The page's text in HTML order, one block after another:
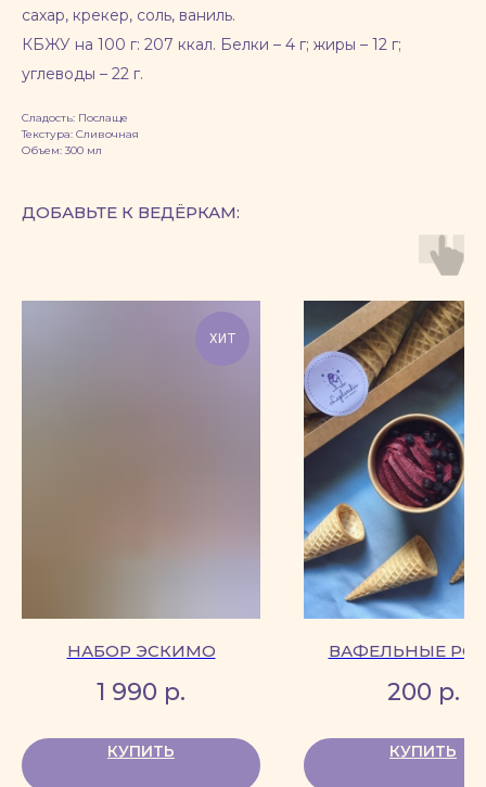
сахар, крекер, соль, ваниль.
КБЖУ на 100 г: 207 ккал. Белки – 4 г; жиры – 12 г;
углеводы – 22 г.
Сладость: Послаще
Текстура: Сливочная
Объем: 300 мл
ДОБАВЬТЕ К ВЕДЁРКАМ:
ХИТ
НАБОР ЭСКИМО
1 990 р.
КУПИТЬ
ВАФЕЛЬНЫЕ
200 р.
КУПИТЬ